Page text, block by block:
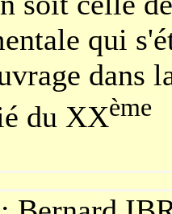
qui
dans
du XXème